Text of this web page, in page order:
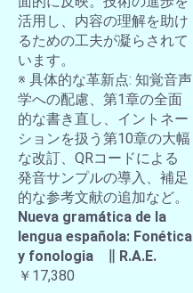
活用し、内容の理解を助け
るための工夫が凝らされて
います。
※ 具体的な革新点: 知覚音声
学への配慮、第1章の全面
的な書き直し、イントネー
ションを扱う第10章の大幅
な改訂、QRコードによる
発音サンプルの導入、補足
的な参考文献の追加など。
Nueva gramática de la
lengua española: Fonética
y fonologia ∥ R.A.E.
￥17,380